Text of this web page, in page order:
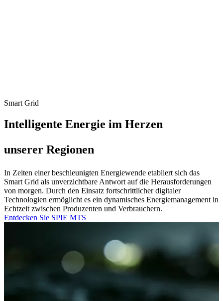
Smart Grid
Intelligente Energie im Herzen
unserer Regionen
In Zeiten einer beschleunigten Energiewende etabliert sich das
Smart Grid als unverzichtbare Antwort auf die Herausforderungen
von morgen. Durch den Einsatz fortschrittlicher digitaler
Technologien ermöglicht es ein dynamisches Energiemanagement in
Echtzeit zwischen Produzenten und Verbrauchern.
Entdecken Sie SPIE MTS